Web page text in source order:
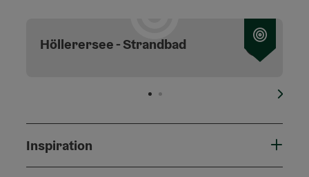
Höllerersee - Strandbad
Inspiration